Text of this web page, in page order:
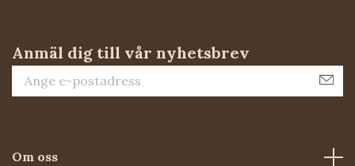
Anmäl dig till vår nyhetsbrev
Om oss